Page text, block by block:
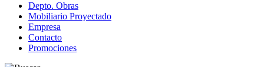
Depto. Obras
Mobiliario Proyectado
Empresa
Contacto
Promociones